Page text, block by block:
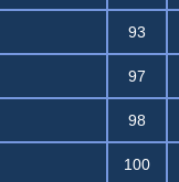
93
97
98
100